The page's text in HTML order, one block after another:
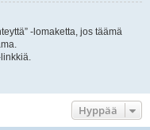
-lomaketta, jos täämä
linkkiä.
Hyppää